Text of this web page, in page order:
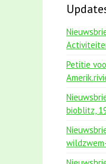
Petitie
bioblitz,